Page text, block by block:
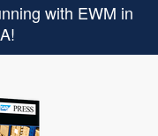
with EWM in